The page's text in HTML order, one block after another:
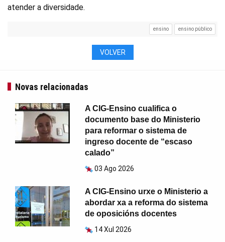
atender a diversidade.
ensino ensino público
VOLVER
Novas relacionadas
A CIG-Ensino cualifica o
documento base do Ministerio
para reformar o sistema de
ingreso docente de “escaso
calado”
03 Ago 2026
A CIG-Ensino urxe o Ministerio a
abordar xa a reforma do sistema
de oposicións docentes
14 Xul 2026